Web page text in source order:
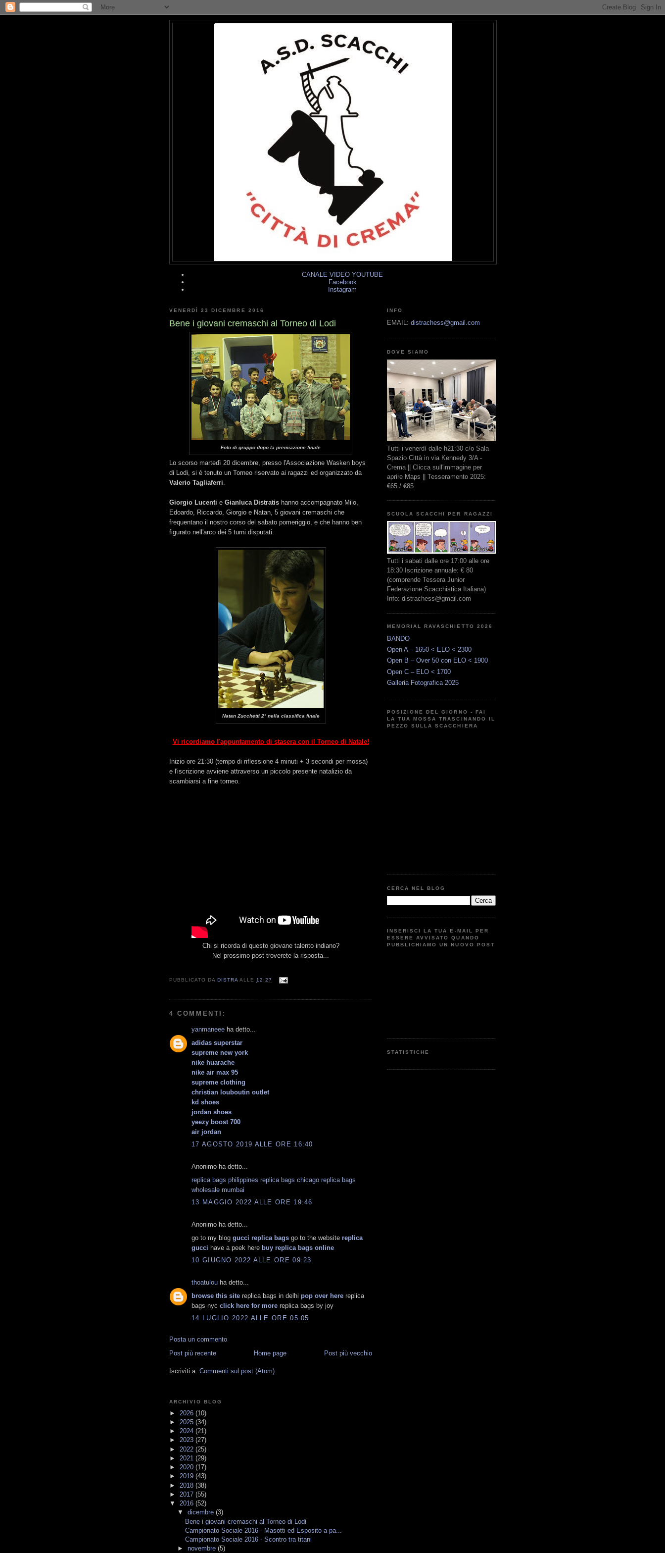
CANALE VIDEO YOUTUBE
Facebook
Instagram
VENERDÌ 23 DICEMBRE 2016
Bene i giovani cremaschi al Torneo di Lodi
Foto di gruppo dopo la premiazione finale
Lo scorso martedì 20 dicembre, presso l'Associazione Wasken boys
di Lodi, si è tenuto un Torneo riservato ai ragazzi ed organizzato da
Valerio Tagliaferri.
Giorgio Lucenti e Gianluca Distratis hanno accompagnato Milo,
Edoardo, Riccardo, Giorgio e Natan, 5 giovani cremaschi che
frequentano il nostro corso del sabato pomeriggio, e che hanno ben
figurato nell'arco dei 5 turni disputati.
Natan Zucchetti 2° nella classifica finale
Vi ricordiamo l'appuntamento di stasera con il Torneo di Natale!
Inizio ore 21:30 (tempo di riflessione 4 minuti + 3 secondi per mossa)
e l'iscrizione avviene attraverso un piccolo presente natalizio da
scambiarsi a fine torneo.
Chi si ricorda di questo giovane talento indiano?
Nel prossimo post troverete la risposta...
PUBBLICATO DA DISTRA ALLE12:27
4 COMMENTI:
yanmaneee ha detto...
adidas superstar
supreme new york
nike huarache
nike air max 95
supreme clothing
christian louboutin outlet
kd shoes
jordan shoes
yeezy boost 700
air jordan
17 AGOSTO 2019 ALLE ORE 16:40
Anonimo ha detto...
replica bags philippines replica bags chicago replica bags
wholesale mumbai
13 MAGGIO 2022 ALLE ORE 19:46
Anonimo ha detto...
go to my blog gucci replica bags go to the website replica
gucci have a peek here buy replica bags online
10 GIUGNO 2022 ALLE ORE 09:23
thoatulou ha detto...
browse this site replica bags in delhi pop over here replica
bags nyc click here for more replica bags by joy
14 LUGLIO 2022 ALLE ORE 05:05
Posta un commento
Post più recente
Post più vecchio
Home page
Iscriviti a: Commenti sul post (Atom)
ARCHIVIO BLOG
► 2026 (10)
► 2025 (34)
► 2024 (21)
► 2023 (27)
► 2022 (25)
► 2021 (29)
► 2020 (17)
► 2019 (43)
► 2018 (38)
► 2017 (55)
▼ 2016 (52)
▼ dicembre (3)
Bene i giovani cremaschi al Torneo di Lodi
Campionato Sociale 2016 - Masotti ed Esposito a pa...
Campionato Sociale 2016 - Scontro tra titani
► novembre (5)
INFO
EMAIL: distrachess@gmail.com
DOVE SIAMO
Tutti i venerdì dalle h21:30 c/o Sala
Spazio Città in via Kennedy 3/A -
Crema || Clicca sull'immagine per
aprire Maps || Tesseramento 2025:
€65 / €85
SCUOLA SCACCHI PER RAGAZZI
Tutti i sabati dalle ore 17:00 alle ore
18:30 Iscrizione annuale: € 80
(comprende Tessera Junior
Federazione Scacchistica Italiana)
Info: distrachess@gmail.com
MEMORIAL RAVASCHIETTO 2026
BANDO
Open A – 1650 < ELO < 2300
Open B – Over 50 con ELO < 1900
Open C – ELO < 1700
Galleria Fotografica 2025
POSIZIONE DEL GIORNO - FAI
LA TUA MOSSA TRASCINANDO IL
PEZZO SULLA SCACCHIERA
CERCA NEL BLOG
INSERISCI LA TUA E-MAIL PER
ESSERE AVVISATO QUANDO
PUBBLICHIAMO UN NUOVO POST
STATISTICHE